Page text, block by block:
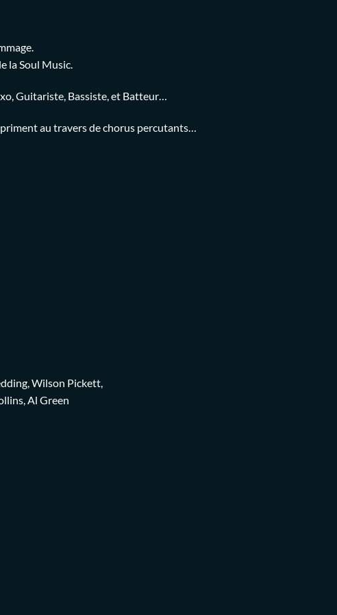
la Soul Music.
Guitariste, Bassiste, et Batteur…
au travers de chorus percutants…
Wilson Pickett,
Al Green